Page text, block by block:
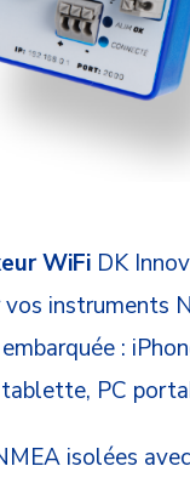
WiFi DK
vos instruments
:
PC
isolées